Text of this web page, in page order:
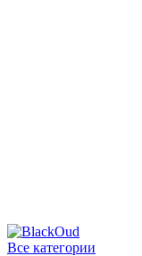
Все категории